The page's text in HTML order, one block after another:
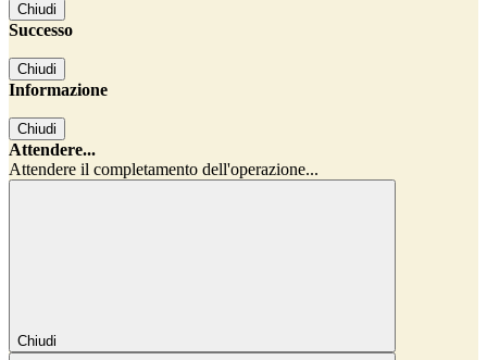
Chiudi
Successo
Chiudi
Informazione
Chiudi
Attendere...
Attendere il completamento dell'operazione...
Chiudi